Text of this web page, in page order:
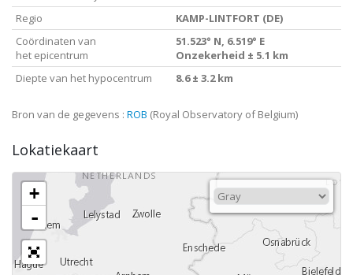
Regio
KAMP-LINTFORT (DE)
Coördinaten van
het epicentrum
51.523° N, 6.519° E
Onzekerheid ± 5.1 km
Diepte van het hypocentrum
8.6 ± 3.2 km
Bron van de gegevens : ROB (Royal Observatory of Belgium)
Lokatiekaart
+
-